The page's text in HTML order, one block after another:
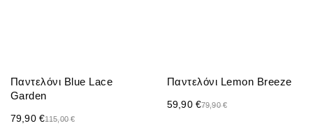
Παντελόνι Blue Lace
Garden
115,00€
79,90 €
Παντελόνι Lemon Breeze
79,90€
59,90 €